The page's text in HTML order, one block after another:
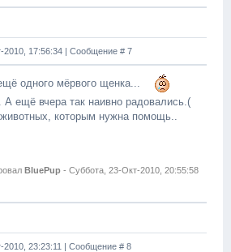
2010, 17:56:34 | Сообщение # 7
одного мёрвого щенка...
А ещё вчера так наивно радовались.(
животных, которым нужна помощь..
BluePup - Суббота, 23-Окт-2010, 20:55:58
2010, 23:23:11 | Сообщение # 8